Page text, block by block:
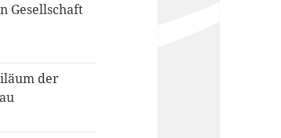
Gesellschaft
der